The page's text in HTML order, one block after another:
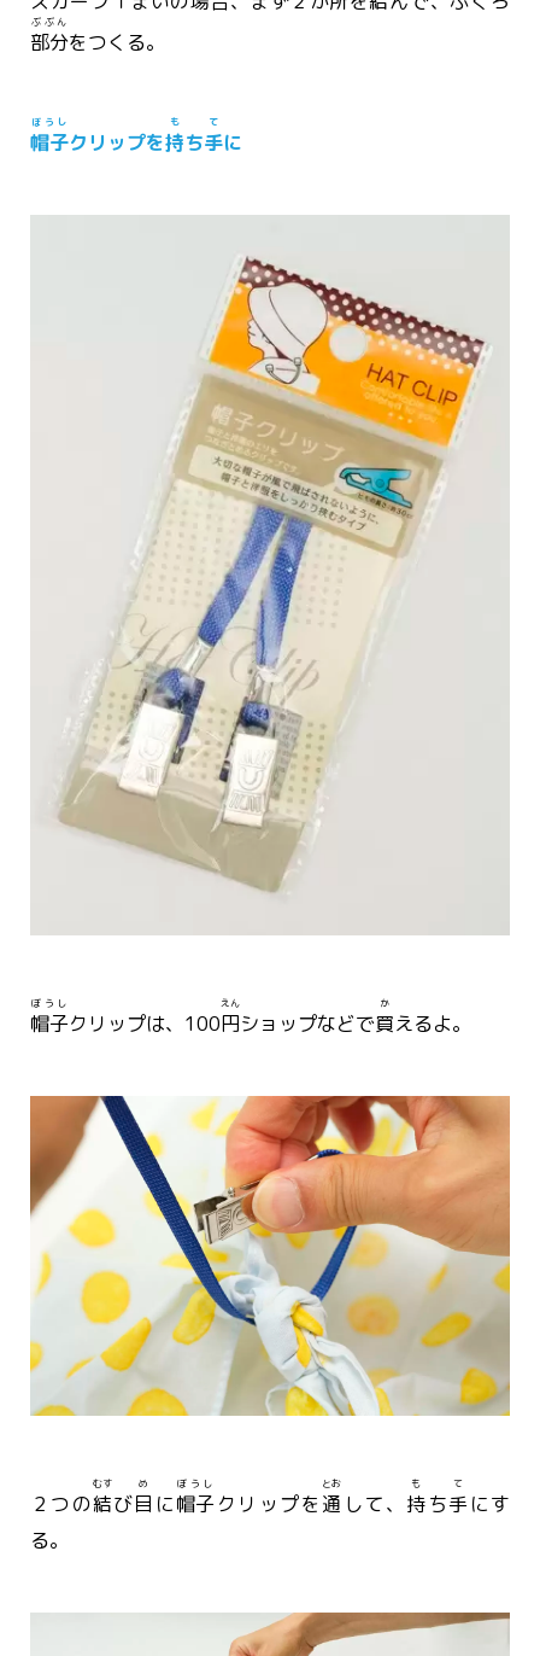
部分
ぶぶん
をつくる。
帽子
ぼうし
クリップを持
も
ち手
て
に
帽子
ぼうし
クリップは、100円
えん
ショップなどで買
か
えるよ。
２つの結
むす
び目
め
に帽子
ぼうし
クリップを 通
とお
して、 持
も
ち手
て
にす
る。